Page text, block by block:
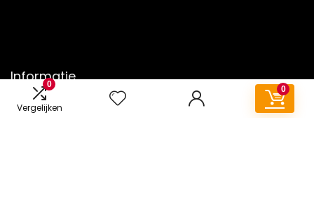
0
Vergelijken
0
Informatie
Contact